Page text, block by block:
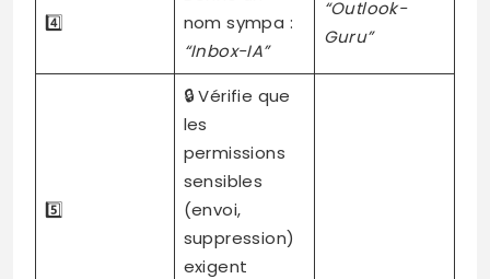
4️⃣
nom sympa :
“Inbox-IA”
“Outlook-
Guru”
5️⃣
🔒 Vérifie que
les
permissions
sensibles
(envoi,
suppression)
exigent